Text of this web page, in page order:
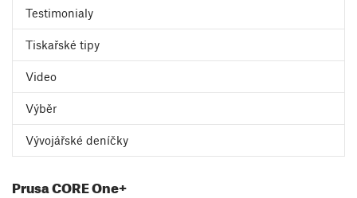
Testimonialy
Tiskařské tipy
Video
Výběr
Vývojářské deníčky
Prusa CORE One+